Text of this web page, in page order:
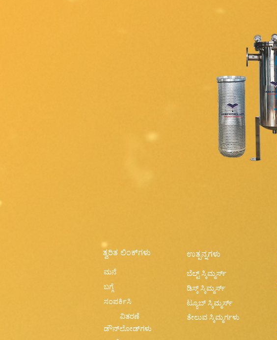
ತ್ವರಿತ ಲಿಂಕ್‌ಗಳು
ಮನೆ
ಬಗ್ಗೆ
ಸಂಪರ್ಕಿಸಿ
ವಿತರಣೆ
ಡೌನ್‌ಲೋಡ್‌ಗಳು
ಉತ್ಪನ್ನಗಳು
ಬೆಲ್ಟ್ ಸ್ಕಿಮ್ಮರ್ಸ್
ಡಿಸ್ಕ್ ಸ್ಕಿಮ್ಮರ್ಸ್
ಟ್ಯೂಬ್ ಸ್ಕಿಮ್ಮರ್ಸ್
ತೇಲುವ ಸ್ಕಿಮ್ಮರ್ಗಳು